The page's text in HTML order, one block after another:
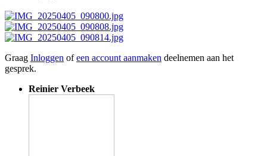
Graag Inloggen ofeen account aanmaken deelnemen aan het
gesprek.
Reinier Verbeek